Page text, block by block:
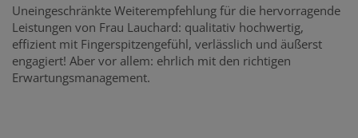
Uneingeschränkte Weiterempfehlung für die hervorragende
Leistungen von Frau Lauchard: qualitativ hochwertig,
effizient mit Fingerspitzengefühl, verlässlich und äußerst
engagiert! Aber vor allem: ehrlich mit den richtigen
Erwartungsmanagement.